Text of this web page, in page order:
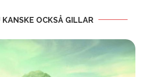
KANSKE OCKSÅ GILLAR